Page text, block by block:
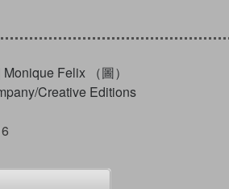
Monique Felix （圖）
Creative Editions